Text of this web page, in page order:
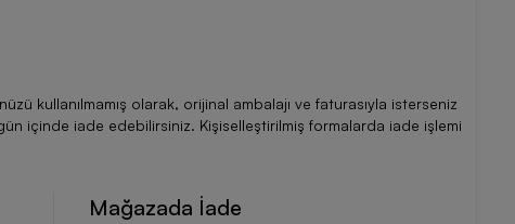
kullanılmamış olarak, orijinal ambalajı ve faturasıyla isterseniz
içinde iade edebilirsiniz. Kişiselleştirilmiş formalarda iade işlemi
Mağazada İade